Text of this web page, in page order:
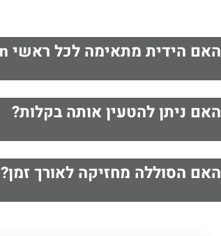
האם הידית מתאימה לכל ראשי Welch Allyn?
האם ניתן להטעין אותה בקלות?
האם הסוללה מחזיקה לאורך זמן?